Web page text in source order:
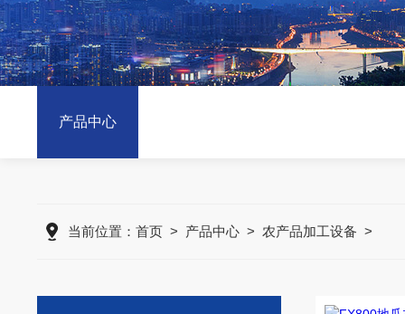
产品中心
当前位置： 首页> 产品中心> 农产品加工设备 >